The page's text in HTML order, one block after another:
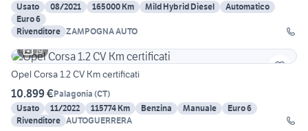
Usato
08/2021 165000 Km Mild Hybrid Diesel
Automatico
Euro 6
Rivenditore ZAMPOGNA AUTO
19
Opel Corsa 1.2 CV Km certificati
10.899 €Palagonia (CT)
Usato
11/2022 115774 Km Benzina Manuale
Euro 6
Rivenditore AUTOGUERRERA